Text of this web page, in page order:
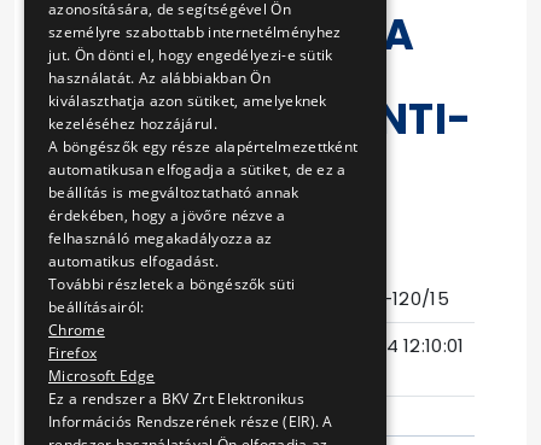
ALKALMAZÁSRA
KIFEJLESZTETT
ÖNTAPADÓS ANTI-
GRAFFITI ÉS
KARCVÉDŐ
FÓLIÁVAL.
Eljárás száma
BKV Zrt. V-120/15
Ajánlattételi
határidő
2015-05-14 12:10:01
azonosítására, de segítségével Ön
személyre szabottabb internetélményhez
jut. Ön dönti el, hogy engedélyezi-e sütik
használatát. Az alábbiakban Ön
kiválaszthatja azon sütiket, amelyeknek
kezeléséhez hozzájárul.
A böngészők egy része alapértelmezettként
automatikusan elfogadja a sütiket, de ez a
beállítás is megváltoztatható annak
érdekében, hogy a jövőre nézve a
felhasználó megakadályozza az
automatikus elfogadást.
További részletek a böngészők süti
beállításairól:
Chrome
Firefox
Microsoft Edge
Ez a rendszer a BKV Zrt Elektronikus
Információs Rendszerének része (EIR). A